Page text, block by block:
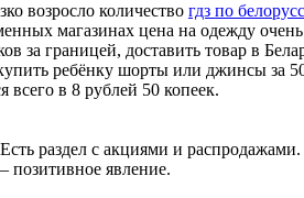
возросло количество гдз по
магазинах цена на одежду
за границей, доставить товар в
ребёнку шорты или джинсы за
в 8 рублей 50 копеек.
раздел с акциями и распродажами.
явление.